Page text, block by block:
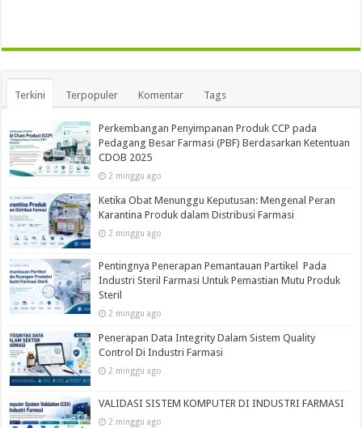
Terkini Terpopuler Komentar Tags
Perkembangan Penyimpanan Produk CCP pada
Pedagang Besar Farmasi (PBF) Berdasarkan Ketentuan
CDOB 2025
2 minggu ago
Ketika Obat Menunggu Keputusan: Mengenal Peran
Karantina Produk dalam Distribusi Farmasi
2 minggu ago
Pentingnya Penerapan Pemantauan Partikel Pada
Industri Steril Farmasi Untuk Pemastian Mutu Produk
Steril
2 minggu ago
Penerapan Data Integrity Dalam Sistem Quality
Control Di Industri Farmasi
2 minggu ago
VALIDASI SISTEM KOMPUTER DI INDUSTRI FARMASI
2 minggu ago